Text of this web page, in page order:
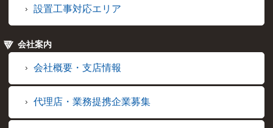
設置工事対応エリア
会社案内
会社概要・支店情報
代理店・業務提携企業募集